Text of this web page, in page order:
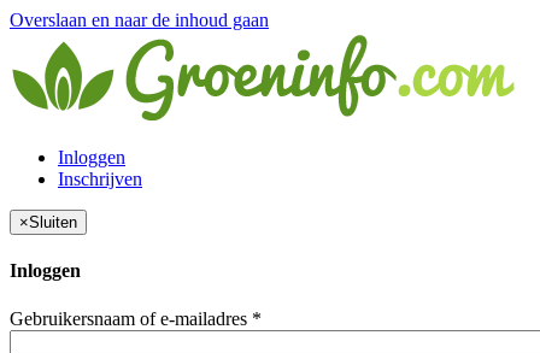
Overslaan en naar de inhoud gaan
Inloggen
Inschrijven
×Sluiten
Inloggen
Gebruikersnaam of e-mailadres *